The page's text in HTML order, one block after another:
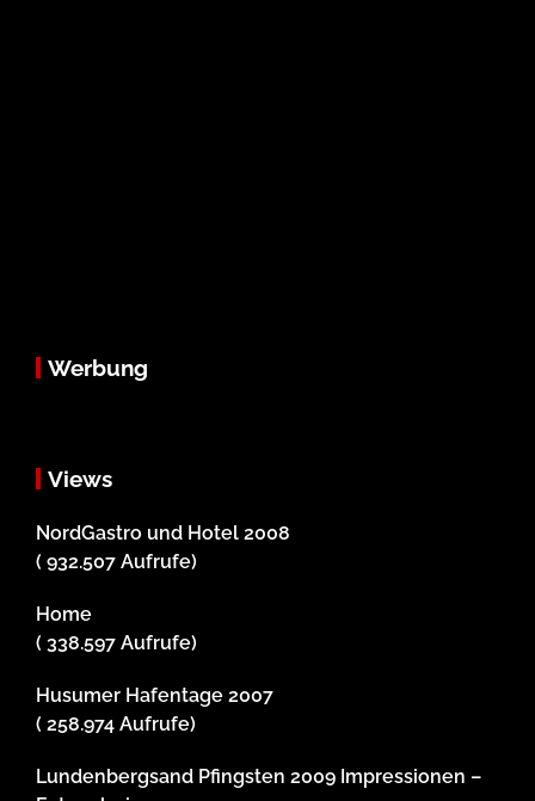
Werbung
Views
NordGastro und Hotel 2008
( 932.507 Aufrufe)
Home
( 338.597 Aufrufe)
Husumer Hafentage 2007
( 258.974 Aufrufe)
Lundenbergsand Pfingsten 2009 Impressionen –